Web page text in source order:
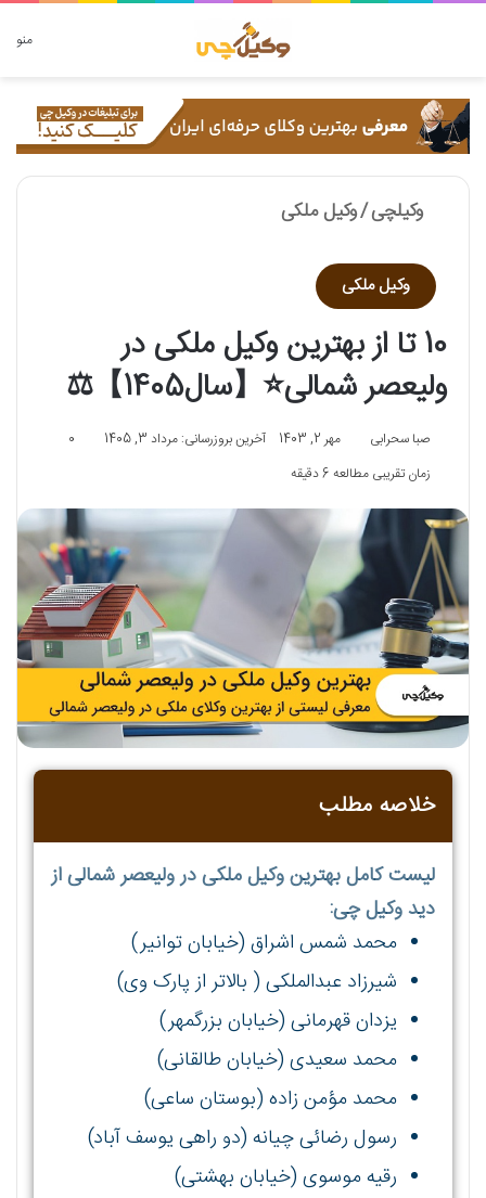
منو دنبال چه چیزی هستید؟
وکیلچی/وکیل ملکی
وکیل ملکی
10 تا از بهترین وکیل ملکی در
ولیعصر شمالی⭐【سال1405】⚖️
صبا سحرابی مهر 2, 1403 آخرین بروزرسانی: مرداد 3, 1405
0
زمان تقریبی مطالعه 6 دقیقه
خلاصه مطلب
لیست کامل بهترین وکیل ملکی در ولیعصر شمالی از
دید وکیل چی:
محمد شمس اشراق (خیابان توانیر)
شیرزاد عبدالملکی ( بالاتر از پارک وی)
یزدان قهرمانی (خیابان بزرگمهر)
محمد سعیدی (خیابان طالقانی)
محمد مؤمن زاده (بوستان ساعی)
رسول رضائی چیانه (دو راهی یوسف آباد)
رقیه موسوی (خیابان بهشتی)